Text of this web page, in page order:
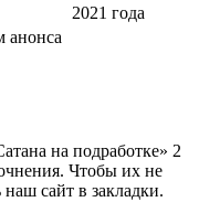
2021 года
анонса
на подработке» 2
Чтобы их не
сайт в закладки.